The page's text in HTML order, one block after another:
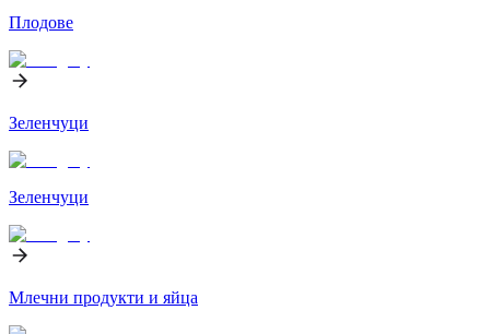
Плодове
Зеленчуци
Зеленчуци
Млечни продукти и яйца